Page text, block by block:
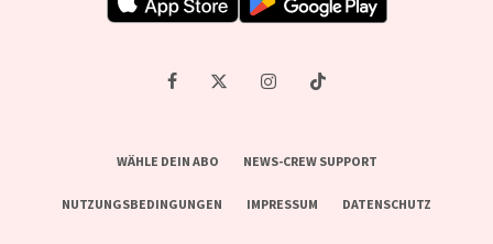
WÄHLE DEIN ABO NEWS-CREW SUPPORT
NUTZUNGSBEDINGUNGEN IMPRESSUM DATENSCHUTZ